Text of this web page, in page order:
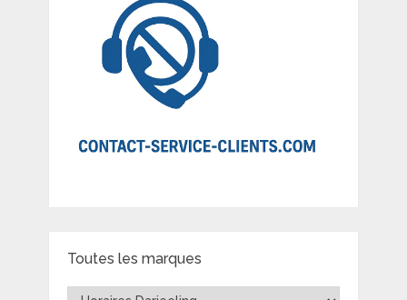
Toutes les marques
Toutes